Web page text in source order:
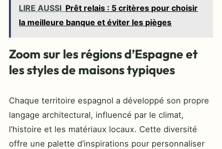
LIRE AUSSI Prêt relais : 5 critères pour choisir
la meilleure banque et éviter les pièges
Zoom sur les régions d’Espagne et
les styles de maisons typiques
Chaque territoire espagnol a développé son propre
langage architectural, influencé par le climat,
l’histoire et les matériaux locaux. Cette diversité
offre une palette d’inspirations pour personnaliser